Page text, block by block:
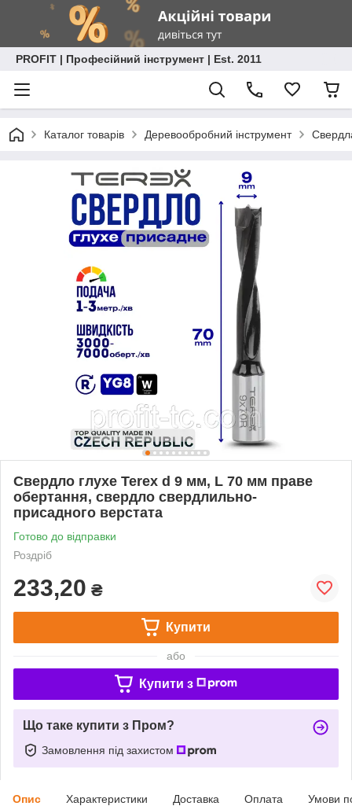
PROFIT | Професійний інструмент | Est. 2011
Каталог товарів Деревообробний інструмент
Свердло глухе Terex d 9 мм, L 70 мм праве
обертання, свердло свердлильно-
присадного верстата
Готово до відправки
Роздріб
233,20 ₴
Купити
або
Купити з
Що таке купити з Пром?
Замовлення під захистом
Опис Характеристики Доставка Оплата Умови